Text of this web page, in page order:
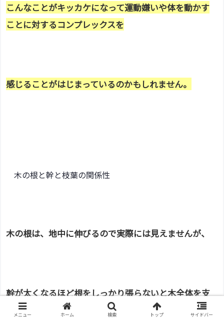
こんなことがキッカケになって運動嫌いや体を動かす
ことに対するコンプレックスを
感じることがはじまっているのかもしれません。
木の根と幹と枝葉の関係性
木の根は、地中に伸びるので実際には見えませんが、
幹が太くなるほど根をしっかり張らないと木全体を支
えきれません。
メニュー ホーム 検索 トップ サイドバー